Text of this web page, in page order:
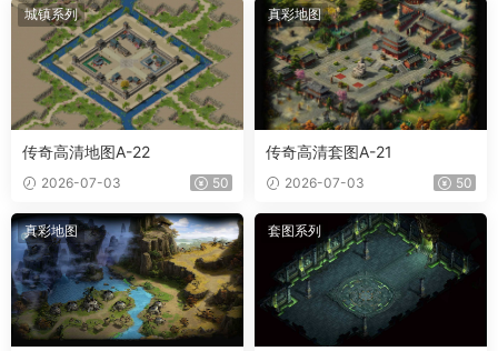
城镇系列
传奇高清地图A-22
2026-07-03 50
真彩地图
传奇高清套图A-21
2026-07-03 50
真彩地图 套图系列